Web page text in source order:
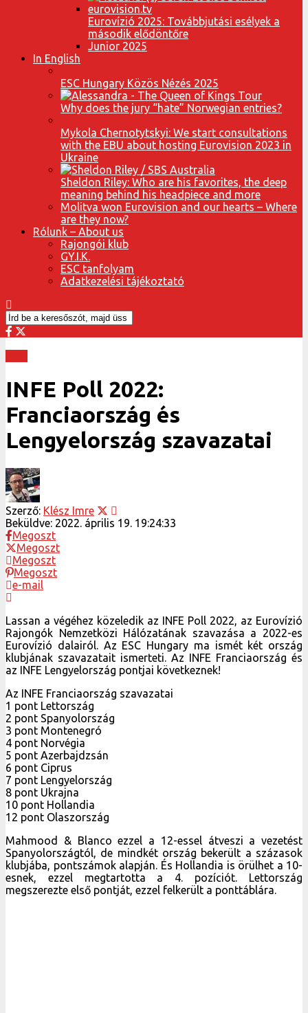
Eurovízió 2025: Továbbjutási esélyek a
második elődöntőre
Junior 2025
In English
ESC Hungary Közös Nézés 2025
Why does the jury “hate” Norwegian entries?
Mykola Chernotytskyi: We start consultations
with the EBU about hosting Eurovision 2023 in
Ukraine
Sheldon Riley: Who are his favorites, the deep
meaning behind his headpiece and more
Molitva won Eurovision and our hearts – Where
are they now?
Rólunk – About us
Rajongói klub
GY.I.K.
ESC tanfolyam
Adatkezelési tájékoztató
INFE Poll 2022:
Franciaország és
Lengyelország szavazatai
Szerző: Klész Imre
Beküldve: 2022. április 19. 19:24:33
Megoszt
Megoszt
Megoszt
Megoszt
e-mail
Lassan a végéhez közeledik az INFE Poll 2022, az Eurovízió
Rajongók Nemzetközi Hálózatának szavazása a 2022-es
Eurovízió dalairól. Az ESC Hungary ma ismét két ország
klubjának szavazatait ismerteti. Az INFE Franciaország és
az INFE Lengyelország pontjai következnek!
Az INFE Franciaország szavazatai
1 pont Lettország
2 pont Spanyolország
3 pont Montenegró
4 pont Norvégia
5 pont Azerbajdzsán
6 pont Ciprus
7 pont Lengyelország
8 pont Ukrajna
10 pont Hollandia
12 pont Olaszország
Mahmood & Blanco ezzel a 12-essel átveszi a vezetést
Spanyolországtól, de mindkét ország bekerült a százasok
klubjába, pontszámok alapján. És Hollandia is örülhet a 10-
esnek, ezzel megtartotta a 4. pozíciót. Lettország
megszerezte első pontját, ezzel felkerült a ponttáblára.